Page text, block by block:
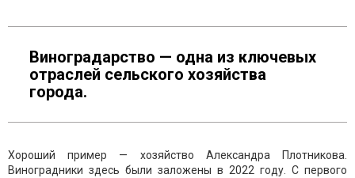
Виноградарство — одна из ключевых
отраслей сельского хозяйства
города.
Хороший пример — хозяйство Александра Плотникова.
Виноградники здесь были заложены в 2022 году. С первого